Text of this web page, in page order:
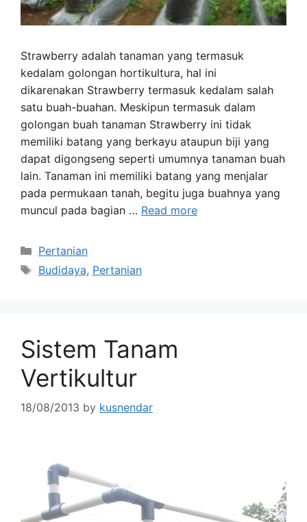
Strawberry adalah tanaman yang termasuk
kedalam golongan hortikultura, hal ini
dikarenakan Strawberry termasuk kedalam salah
satu buah-buahan. Meskipun termasuk dalam
golongan buah tanaman Strawberry ini tidak
memiliki batang yang berkayu ataupun biji yang
dapat digongseng seperti umumnya tanaman buah
lain. Tanaman ini memiliki batang yang menjalar
pada permukaan tanah, begitu juga buahnya yang
muncul pada bagian … Read more
Categories
Pertanian
Tags
Budidaya, Pertanian
Sistem Tanam
Vertikultur
18/08/2013 by kusnendar